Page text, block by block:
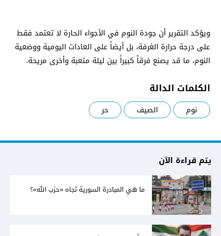
ويؤكد التقرير أن جودة النوم في الأجواء الحارة لا تعتمد فقط
على درجة حرارة الغرفة، بل أيضاً على العادات اليومية ووضعية
النوم، ما قد يصنع فرقاً كبيراً بين ليلة متعبة وأخرى مريحة.
الكلمات الدالة
نوم الصيف حر
يتم قراءة الآن
ما هي المبادرة السورية تجاه «حزب الله»؟